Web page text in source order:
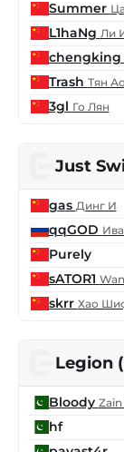
Summer
L1haNg Ли
chengking
Trash Тян
3gl Го Лян
Just
gas Динг И
qqGOD
Purely
sATOR1
skrr Хао
Legion
Bloody Zain
hf